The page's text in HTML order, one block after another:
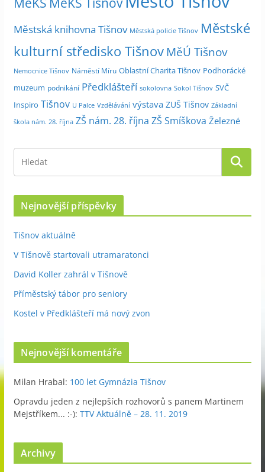
e
Městská knihovna Tišnov Městská policie Tišnov Městské
kulturní středisko Tišnov MěÚ Tišnov
Nemocnice Tišnov Náměstí Míru Oblastní Charita Tišnov Podhorácké
muzeum podnikání Předklášteří sokolovna Sokol Tišnov SVČ
Inspiro Tišnov U Palce Vzdělávání výstava ZUŠ Tišnov Základní
škola nám. 28. října ZŠ nám. 28. října ZŠ Smíškova Železné
Nejnovější příspěvky
Tišnov aktuálně
V Tišnově startovali utramaratonci
David Koller zahrál v Tišnově
Příměstský tábor pro seniory
Kostel v Předklášteří má nový zvon
Nejnovější komentáře
Milan Hrabal: 100 let Gymnázia Tišnov
Opravdu jeden z nejlepších rozhovorů s panem Martinem
Mejstříkem... :-): TTV Aktuálně – 28. 11. 2019
Archivy